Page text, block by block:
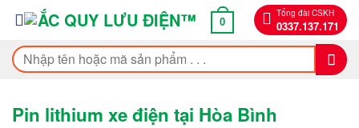
qua
nội
dung
0
Tổng đài CSKH
0337.137.171
Tìm
kiếm:
Pin lithium xe điện tại Hòa Bình